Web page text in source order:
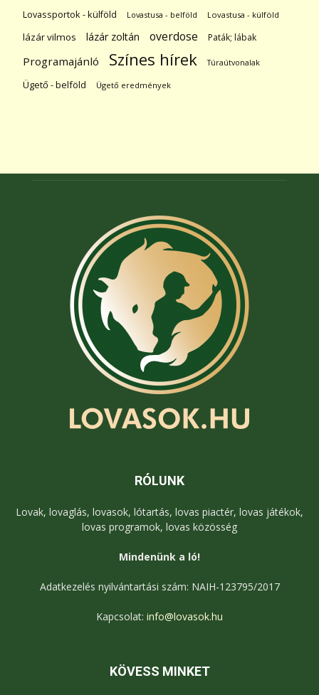
Lovassportok - külföld Lovastusa - belföld Lovastusa - külföld
lázár vilmos lázár zoltán overdose Paták; lábak
Programajánló Színes hírek Túraútvonalak
Ügető - belföld Ügető eredmények
RÓLUNK
Lovak, lovaglás, lovasok, lótartás, lovas piactér, lovas játékok,
lovas programok, lovas közösség
Mindenünk a ló!
Adatkezelés nyilvántartási szám: NAIH-123795/2017
Kapcsolat: info@lovasok.hu
KÖVESS MINKET